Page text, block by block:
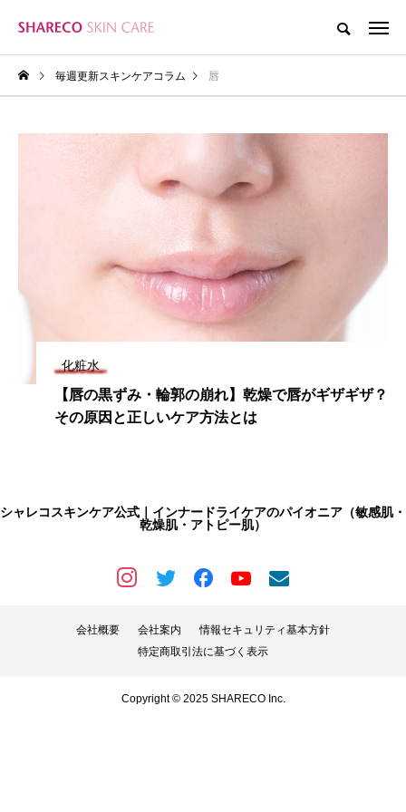
毎週更新スキンケアコラム 唇
化粧水
【唇の黒ずみ・輪郭の崩れ】乾燥で唇がギザギザ？
その原因と正しいケア方法とは
シャレコスキンケア公式｜インナードライケアのパイオニア（敏感肌・
乾燥肌・アトピー肌）
会社概要 会社案内
情報セキュリティ基本方針
特定商取引法に基づく表示
Copyright © 2025 SHARECO Inc.